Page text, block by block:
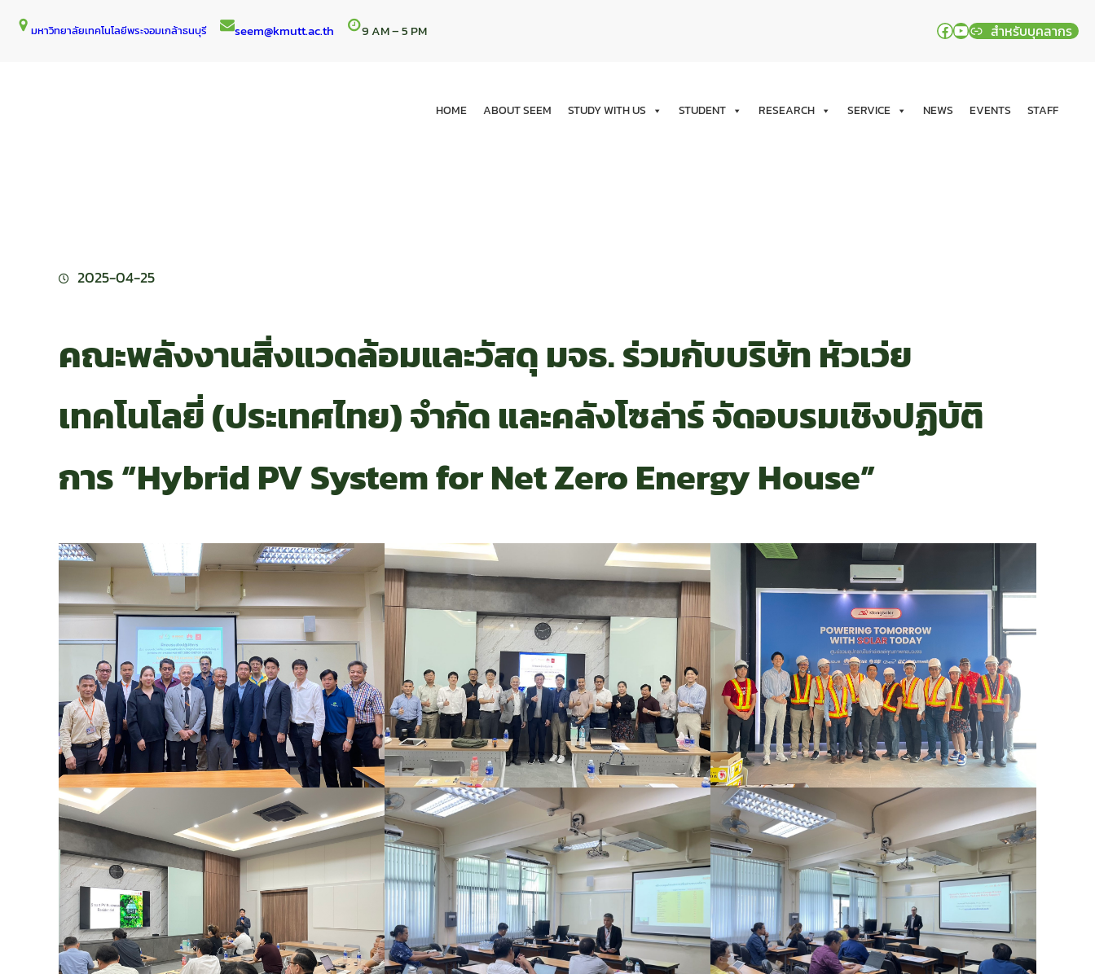
มหาวิทยาลัยเทคโนโลยีพระจอมเกล้าธนบุรี seem@kmutt.ac.th 9 AM – 5 PM Facebook
YouTubeสำหรับบุคลากร
HOME ABOUT SEEM STUDY WITH US STUDENT RESEARCH SERVICE NEWS EVENTS STAFF
2025-04-25
คณะพลังงานสิ่งแวดล้อมและวัสดุ มจธ. ร่วมกับบริษัท หัวเว่ย
เทคโนโลยี่ (ประเทศไทย) จำกัด และคลังโซล่าร์ จัดอบรมเชิงปฏิบัติ
การ “Hybrid PV System for Net Zero Energy House”